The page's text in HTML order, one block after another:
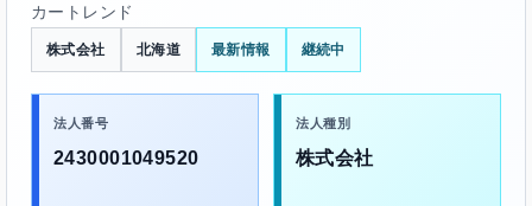
カートレンド
株式会社 北海道 最新情報 継続中
法人番号
2430001049520
法人種別
株式会社